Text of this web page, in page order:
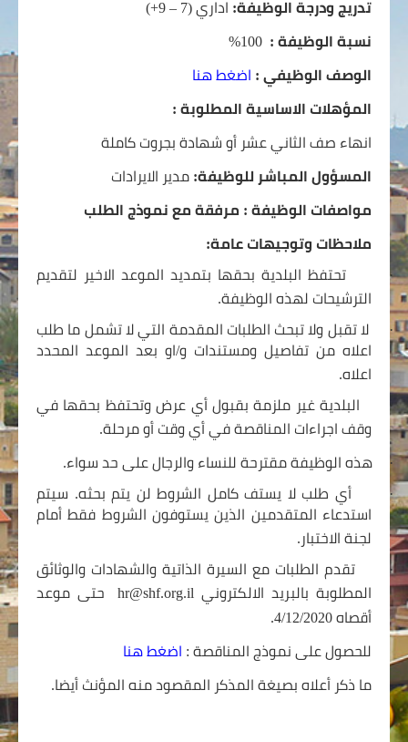
تدريج ودرجة الوظيفة: اداري (7 – 9+)
نسبة الوظيفة : 100%
الوصف الوظيفي: اضغط هنا
المؤهلات الاساسية المطلوبة :
انهاء صف الثاني عشر أو شهادة بجروت كاملة
المسؤول المباشر للوظيفة:مدير الايرادات
مواصفات الوظيفة : مرفقة مع نموذج الطلب
ملاحظات وتوجيهات عامة:
·
تحتفظ البلدية بحقها بتمديد الموعد الاخير لتقديم
الترشيحات لهذه الوظيفة.
·
لا تقبل ولا تبحث الطلبات المقدمة التي لا تشمل ما طلب
اعلاه من تفاصيل ومستندات و/او بعد الموعد المحدد
اعلاه.
·
البلدية غير ملزمة بقبول أي عرض وتحتفظ بحقها في
وقف اجراءات المناقصة في أي وقت أو مرحلة.
·
هذه الوظيفة مقترحة للنساء والرجال على حد سواء.
·
أي طلب لا يستف كامل الشروط لن يتم بحثه. سيتم
استدعاء المتقدمين الذين يستوفون الشروط فقط أمام
لجنة الاختبار.
·
تقدم الطلبات مع السيرة الذاتية والشهادات والوثائق
المطلوبة بالبريد الالكتروني hr@shf.org.il حتى موعد
أقصاه
4/12/2020.
للحصول على نموذج المناقصة : اضغط هنا
ما ذكر أعلاه بصيغة المذكر المقصود منه المؤنث أيضا.